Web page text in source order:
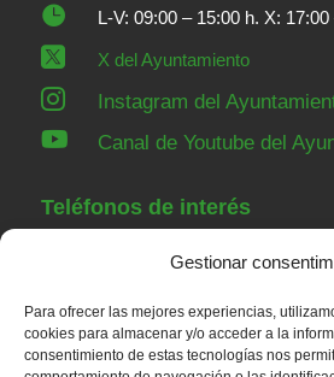
Gestionar
Para ofrecer las mejores experiencias,
cookies para almacenar y/o acceder a la
consentimiento de estas tecnologías nos
 L-V: 09:00 – 15:00 h. X:
 X del Ayuntamiento
 Instagram del
 Canal de Youtube del
Teléfonos de interés
91 843 00 36Guardia Civil
91 843 82 52Casa de Niños